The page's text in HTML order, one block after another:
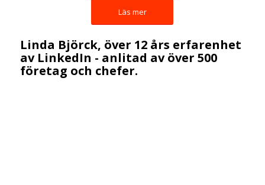
Läs mer
Linda Björck, över 12 års erfarenhet
av LinkedIn - anlitad av över 500
företag och chefer.